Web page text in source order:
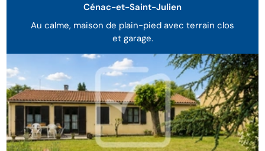
Au calme, maison de plain-pied avec terrain clos
et garage.
Cénac-et-Saint-Julien